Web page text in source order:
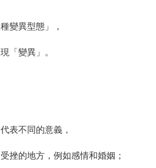
變異型態」，
「變異」。
表不同的意義，
挫的地方，例如感情和婚姻；